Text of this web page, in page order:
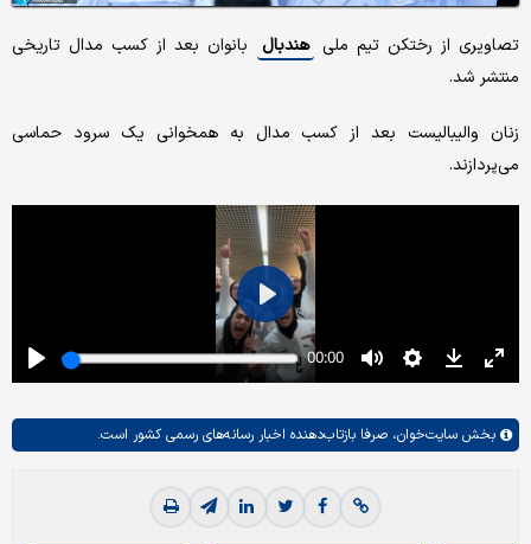
تصاویری از رختکن تیم ملی هندبال
بانوان بعد از کسب مدال تاریخی
منتشر شد.
زنان والیبالیست بعد از کسب مدال به همخوانی یک سرود حماسی
می‌پردازند.
بخش سایت‌خوان، صرفا بازتاب‌دهنده اخبار رسانه‌های رسمی کشور است.